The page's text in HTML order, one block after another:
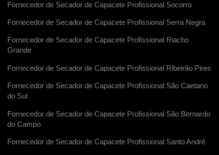
Fornecedor de Secador de Capacete Profissional Socorro
Fornecedor de Secador de Capacete Profissional Serra Negra
Fornecedor de Secador de Capacete Profissional Riacho
Grande
Fornecedor de Secador de Capacete Profissional Ribeirão Pires
Fornecedor de Secador de Capacete Profissional São Caetano
do Sul
Fornecedor de Secador de Capacete Profissional São Bernardo
do Campo
Fornecedor de Secador de Capacete Profissional Santo André